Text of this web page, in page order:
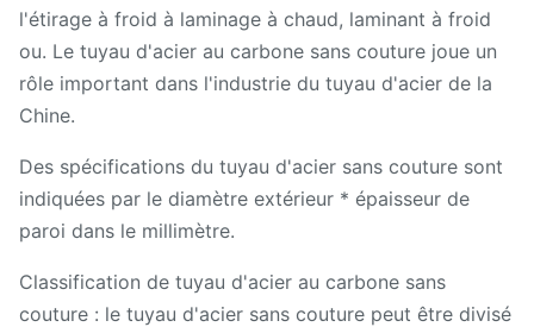
l'étirage à froid à laminage à chaud, laminant à froid
ou. Le tuyau d'acier au carbone sans couture joue un
rôle important dans l'industrie du tuyau d'acier de la
Chine.
Des spécifications du tuyau d'acier sans couture sont
indiquées par le diamètre extérieur * épaisseur de
paroi dans le millimètre.
Classification de tuyau d'acier au carbone sans
couture : le tuyau d'acier sans couture peut être divisé